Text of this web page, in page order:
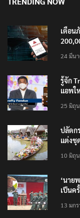
เตือน
24 มีน
รู้จัก
แอพใ
25 มิถุ
ปลัดก
แต่งชุ
10 มิถุ
‘นาย
เป็นค
13 มก